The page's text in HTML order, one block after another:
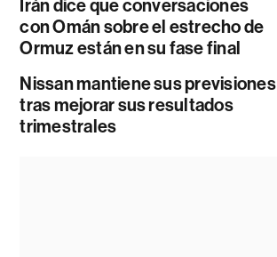
Irán dice que conversaciones
con Omán sobre el estrecho de
Ormuz están en su fase final
Nissan mantiene sus previsiones
tras mejorar sus resultados
trimestrales